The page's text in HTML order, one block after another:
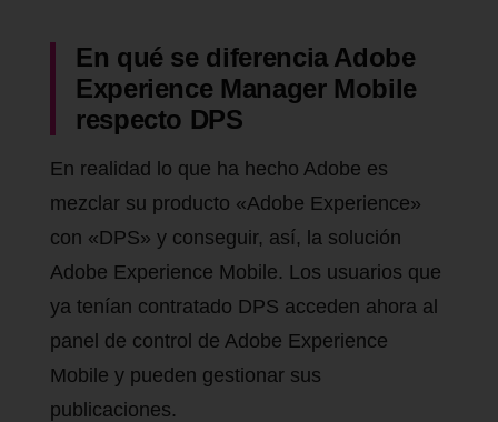
En qué se diferencia Adobe
Experience Manager Mobile
respecto DPS
En realidad lo que ha hecho Adobe es
mezclar su producto «Adobe Experience»
con «DPS» y conseguir, así, la solución
Adobe Experience Mobile. Los usuarios que
ya tenían contratado DPS acceden ahora al
panel de control de Adobe Experience
Mobile y pueden gestionar sus
publicaciones.